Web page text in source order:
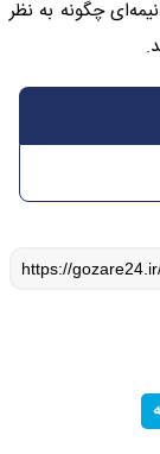
چگونه به نظر